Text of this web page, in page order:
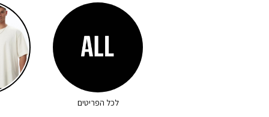
לכל הפריטים